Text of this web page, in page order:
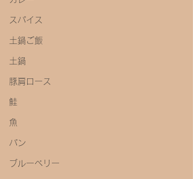
スパイス
土鍋ご飯
土鍋
豚肩ロース
鮭
魚
パン
ブルーベリー